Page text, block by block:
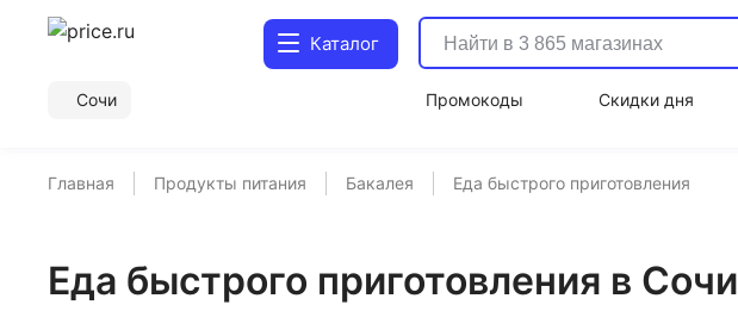
Каталог
Сочи
Промокоды Скидки дня
Главная Продукты питания Бакалея Еда быстрого приготовления
Еда быстрого приготовления в Сочи